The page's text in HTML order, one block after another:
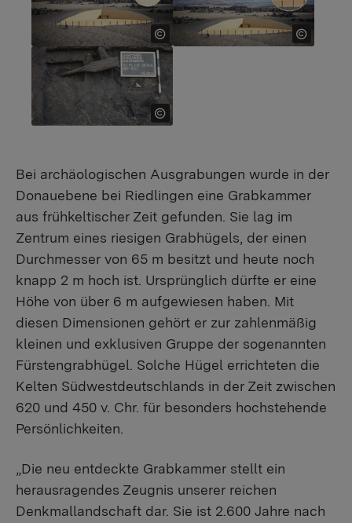
Show larger version for:
Bei archäologischen Ausgrabungen wurde in der
Donauebene bei Riedlingen eine Grabkammer
aus frühkeltischer Zeit gefunden. Sie lag im
Zentrum eines riesigen Grabhügels, der einen
Durchmesser von 65 m besitzt und heute noch
knapp 2 m hoch ist. Ursprünglich dürfte er eine
Höhe von über 6 m aufgewiesen haben. Mit
diesen Dimensionen gehört er zur zahlenmäßig
kleinen und exklusiven Gruppe der sogenannten
Fürstengrabhügel. Solche Hügel errichteten die
Kelten Südwestdeutschlands in der Zeit zwischen
620 und 450 v. Chr. für besonders hochstehende
Persönlichkeiten.
„Die neu entdeckte Grabkammer stellt ein
herausragendes Zeugnis unserer reichen
Denkmallandschaft dar. Sie ist 2.600 Jahre nach